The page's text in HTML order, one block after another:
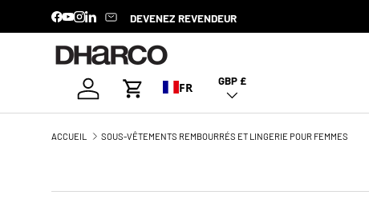
Facebook
YouTube
Instagram
LinkedIn DEVENEZ REVENDEUR
Se connecter
Panier
Pays/Région
GBP £
FR
ACCUEIL SOUS-VÊTEMENTS REMBOURRÉS ET LINGERIE POUR FEMMES